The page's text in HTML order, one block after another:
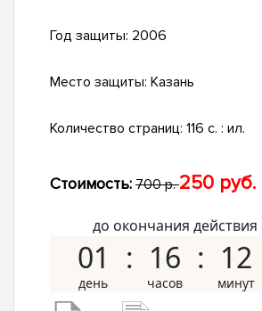
Год защиты: 2006
Место защиты: Казань
Количество страниц: 116 с. : ил.
Стоимость: 700 р.250 руб.
до окончания действия
01 16 12